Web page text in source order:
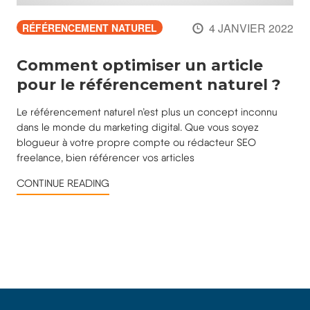
RÉFÉRENCEMENT NATUREL 4 JANVIER 2022
Comment optimiser un article
pour le référencement naturel ?
Le référencement naturel n’est plus un concept inconnu
dans le monde du marketing digital. Que vous soyez
blogueur à votre propre compte ou rédacteur SEO
freelance, bien référencer vos articles
CONTINUE READING